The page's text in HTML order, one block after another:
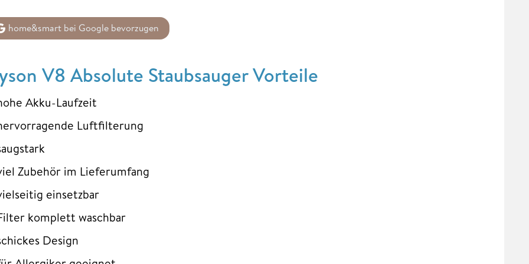
home&smart bei Google bevorzugen
V8 Absolute Staubsauger Vorteile
Akku-Laufzeit
Luftfilterung
Zubehör im Lieferumfang
einsetzbar
komplett waschbar
Design